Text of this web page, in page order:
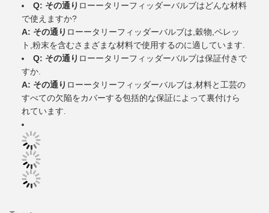
Q: その通り ローータリーフィッダーバルブはどんな材料
で使えますか?
A: その通り ローータリーフィッダーバルブは,穀物,ペレッ
ト,粉末を含むさまざまな材料で使用するのに適しています.
Q: その通り ローータリーフィッダーバルブは保証付きで
すか.
A: その通り ローータリーフィッダーバルブは,材料と工芸の
すべての欠陥をカバーする包括的な保証によって裏付けら
れています.